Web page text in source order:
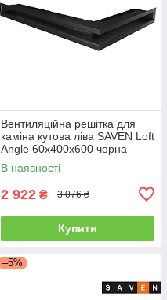
Вентиляційна решітка для
каміна кутова ліва SAVEN Loft
Angle 60х400х600 чорна
В наявності
2 922 ₴ 3 076 ₴
Купити
–5%